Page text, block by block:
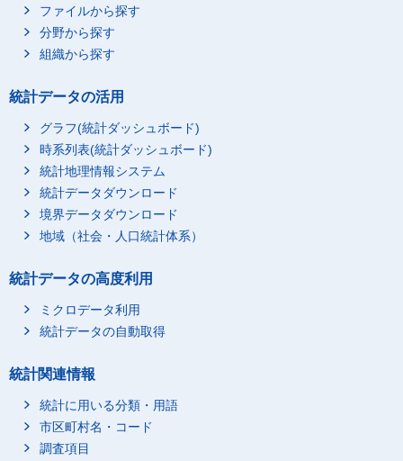
ファイルから探す
分野から探す
組織から探す
統計データの活用
グラフ(統計ダッシュボード)
時系列表(統計ダッシュボード)
統計地理情報システム
統計データダウンロード
境界データダウンロード
地域（社会・人口統計体系）
統計データの高度利用
ミクロデータ利用
統計データの自動取得
統計関連情報
統計に用いる分類・用語
市区町村名・コード
調査項目